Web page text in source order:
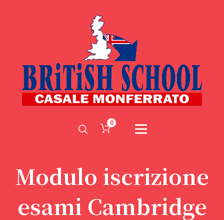
0
Modulo iscrizione
esami Cambridge